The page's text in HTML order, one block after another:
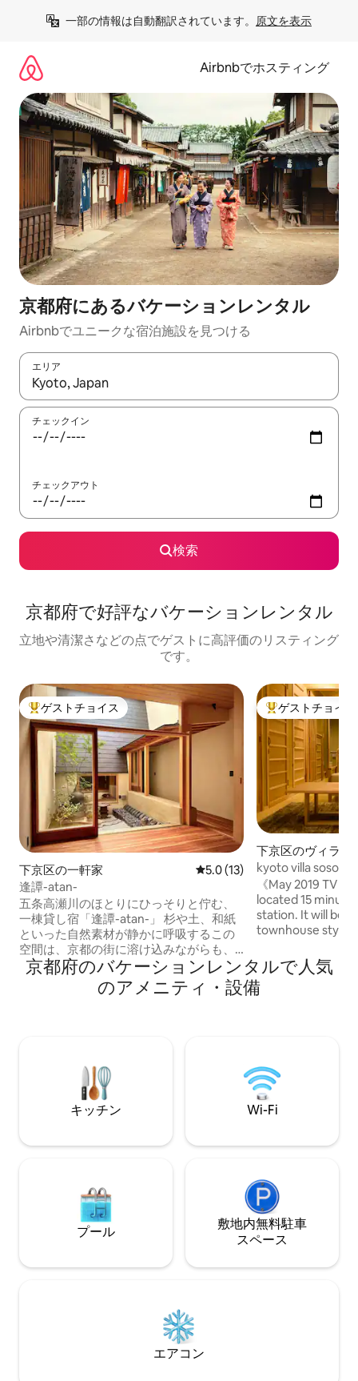
一部の情報は自動翻訳されています。 原文を表示
Airbnbでホスティング
京都府にあるバケーションレンタル
Airbnbでユニークな宿泊施設を見つける
エリア
検索結果が表示されたら、上下の矢印キーを使って移動するか
チェックイン
チェックアウト
検索
京都府で好評なバケーションレンタル
立地や清潔さなどの点でゲストに高評価のリスティング
です。
大好評のゲストチョイスです。
ゲストチョイス
下京区の一軒家 レビュー13件、5つ星中5.0つ
5.0 (13)
逢譚-atan-
五条高瀬川のほとりにひっそりと佇む、
一棟貸し宿「逢譚-atan-」 杉や土、和紙
といった自然素材が静かに呼吸するこの
空間は、京都の街に溶け込みながらも、
時間の流れが緩やかに感じられます。 浴
室の窓越しには小さな坪庭。 季節のうつ
ろいを映すその景色に、湯につかりなが
そ、訪れていただきたい場所です。 朝は
障子越しのやわらかな光に目を覚まし、
夜は庭に落ちる影を眺めながら、静かに
一日を終える。 ここでの時間は、目に映
感触、音の静けさまでも記憶に残りま
常から少しだけ距離を置き、自分の輪郭
を確かめるような場所であってほしいと
願っています。 「逢譚」という名前に
は、 まだ出会ったことのない風景や空
うな宿でありたいという想いを込めまし
大好評のゲスト
ゲストチョイス
下京区のヴィラ
kyoto villa soso
《May 2019 TV can be watched.》 It is
located 15
station. It will be
townhouse style
also use wifi. The
of two adults and
cypress. It will be
temples. It is a
京都府のバケーションレンタルで人気
のアメニティ・設備
キッチン Wi-Fi
プール
敷地内無料駐⁠車
ス⁠ペ⁠ー⁠ス
エアコン